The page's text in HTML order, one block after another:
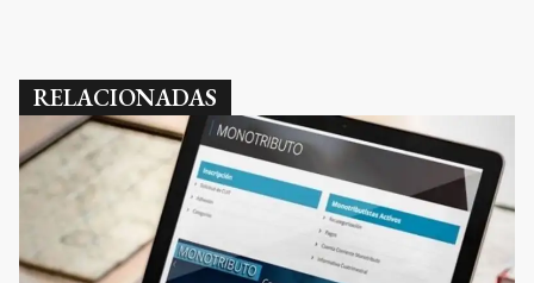
RELACIONADAS